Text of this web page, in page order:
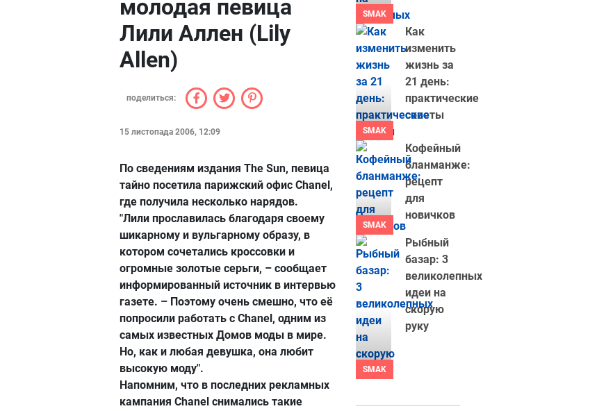
молодая певица
Лили Аллен (Lily
Allen)
поделиться:
15 листопада 2006, 12:09
По сведениям издания The Sun, певица
тайно посетила парижский офис Chanel,
где получила несколько нарядов.
"Лили прославилась благодаря своему
шикарному и вульгарному образу, в
котором сочетались кроссовки и
огромные золотые серьги, – сообщает
информированный источник в интервью
газете. – Поэтому очень смешно, что её
попросили работать с Chanel, одним из
самых известных Домов моды в мире.
Но, как и любая девушка, она любит
высокую моду".
Напомним, что в последних рекламных
кампания Chanel снимались такие
SMAK
SMAK
Как
изменить
жизнь за
21 день:
практические
советы
SMAK
Кофейный
бланманже:
рецепт
для
новичков
SMAK
Рыбный
базар: 3
великолепных
идеи на
скорую
руку